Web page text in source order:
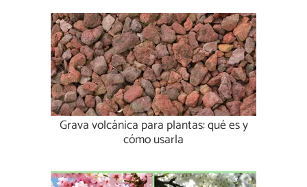
Grava volcánica para plantas: qué es y
cómo usarla